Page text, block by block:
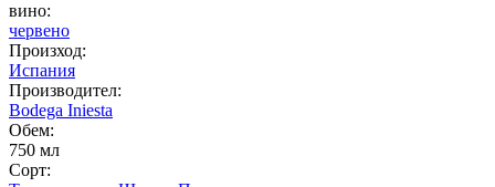
вино:
червено
Произход:
Испания
Производител:
Bodega Iniesta
Обем:
750 мл
Сорт: